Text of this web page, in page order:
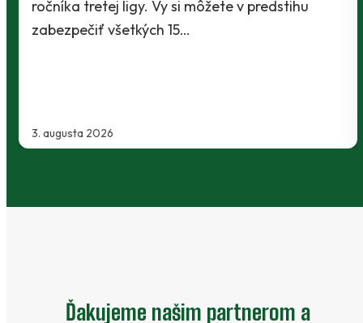
2. augusta 2026
Baníci vstúpili do ostrej sezóny súbojom 1.
Slovnaft Cupu, keď vycestovali do neďalekej
Ďakujeme našim partnerom a